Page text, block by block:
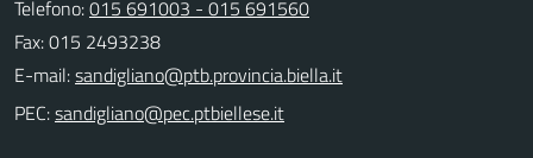
Telefono:015 691003 - 015 691560
Fax: 015 2493238
E-mail:
PEC: